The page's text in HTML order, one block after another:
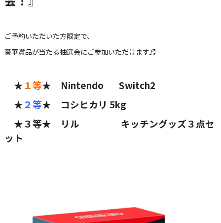
ご予約いただいた方限定で、
豪華賞品が当たる抽選会にご参加いただけます♬
★１等★ Nintendo Switch2
★２等★ コシヒカリ 5kg
★３等★ リル キッチングッズ３点セ
ット